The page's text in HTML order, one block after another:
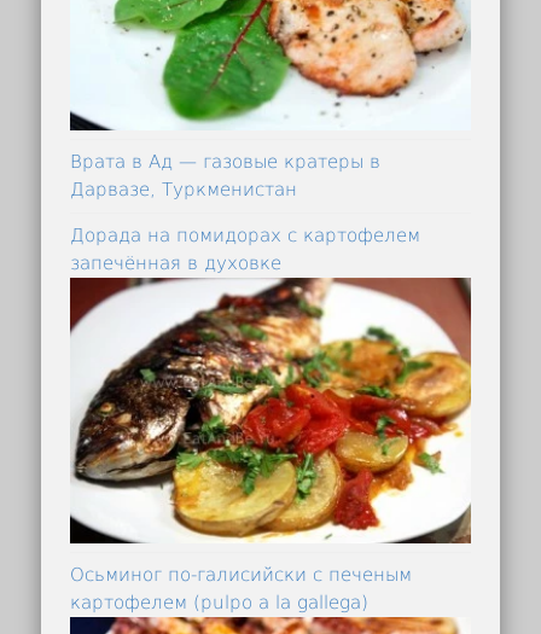
Врата в Ад — газовые кратеры в
Дарвазе, Туркменистан
Дорада на помидорах с картофелем
запечённая в духовке
Осьминог по-галисийски с печеным
картофелем (pulpo a la gallega)